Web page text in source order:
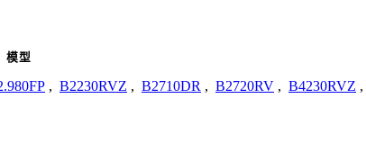
模型
, B2230RVZ , B2710DR , B2720RV , B4230RVZ ,